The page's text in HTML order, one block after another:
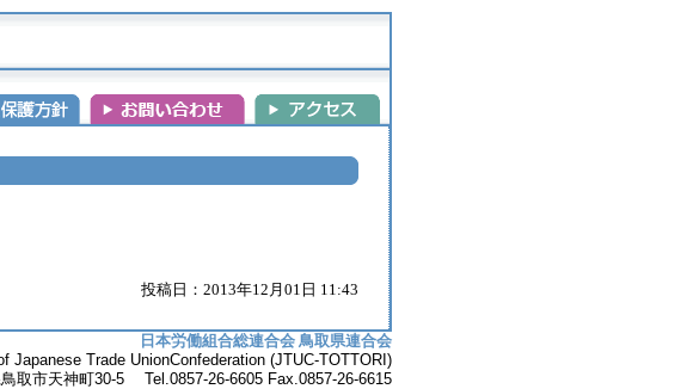
投稿日：2013年12月01日 11:43
日本労働組合総連合会 鳥取県連合会
Japanese Trade UnionConfederation (JTUC-TOTTORI)
取市天神町30-5 Tel.0857-26-6605 Fax.0857-26-6615